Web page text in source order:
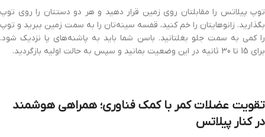
توپ پیلاتس را مقابلتان روی زمین قرار دهید و هر دو دستتان را روی توپ
بگذارید. زانوهایتان را خم کنید، قفسه سینه‌تان را به سمت زمین ببرید و توپ
را کمی به سمت جلو بغلتانید. باسن شما باید به پاشنه‌های پا نزدیک شود.
برای 15 تا 30 ثانیه در این وضعیت بمانید و سپس به حالت اولیه بازگردید.
تقویت عضلات کمر با کمک فناوری؛ همراهی هوشمند
در کنار پیلاتس